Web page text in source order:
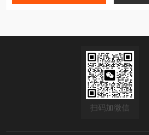
扫码加微信